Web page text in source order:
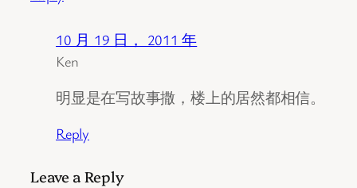
10 月 19 日， 2011 年
Ken
明显是在写故事撒，楼上的居然都相信。
Reply
Leave a Reply